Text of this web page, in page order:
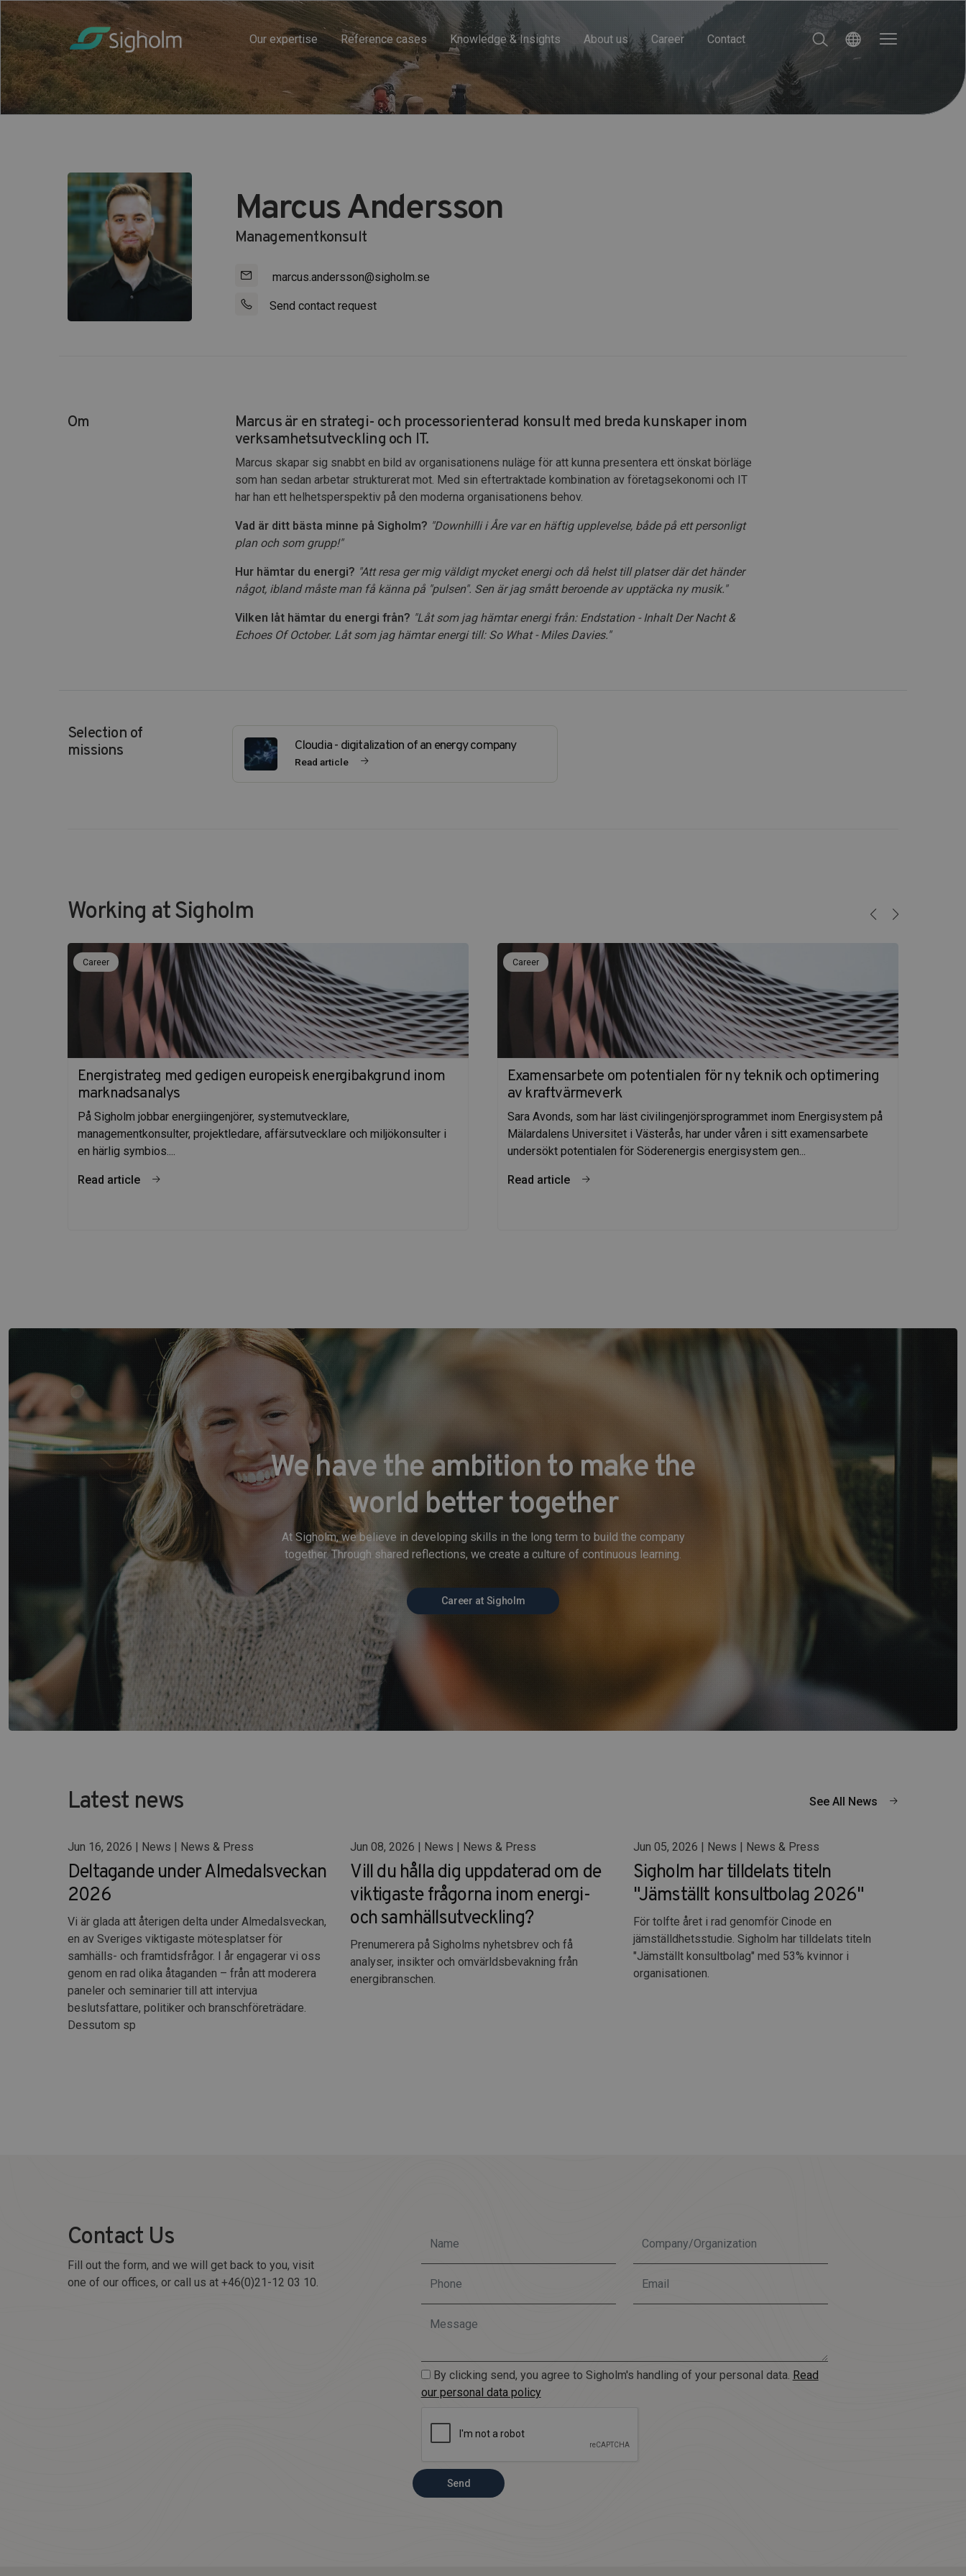
Our expertise Reference cases Knowledge & Insights About us Career Contact
Marcus Andersson
Managementkonsult
marcus.andersson@sigholm.se
Send contact request
Om
Marcus är en strategi- och processorienterad konsult med breda kunskaper inom
verksamhetsutveckling och IT.
Marcus skapar sig snabbt en bild av organisationens nuläge för att kunna presentera ett önskat börläge
som han sedan arbetar strukturerat mot. Med sin eftertraktade kombination av företagsekonomi och IT
har han ett helhetsperspektiv på den moderna organisationens behov.
Vad är ditt bästa minne på Sigholm? "Downhilli i Åre var en häftig upplevelse, både på ett personligt
plan och som grupp!"
Hur hämtar du energi? "Att resa ger mig väldigt mycket energi och då helst till platser där det händer
något, ibland måste man få känna på "pulsen". Sen är jag smått beroende av upptäcka ny musik."
Vilken låt hämtar du energi från? "Låt som jag hämtar energi från: Endstation - Inhalt Der Nacht &
Echoes Of October. Låt som jag hämtar energi till: So What - Miles Davies."
Selection of
missions
Cloudia - digitalization of an energy company
Read article
Working at Sigholm
Career
Energistrateg med gedigen europeisk energibakgrund inom
marknadsanalys
På Sigholm jobbar energiingenjörer, systemutvecklare,
managementkonsulter, projektledare, affärsutvecklare och miljökonsulter i
en härlig symbios....
Read article
Career
Examensarbete om potentialen för ny teknik och optimering
av kraftvärmeverk
Sara Avonds, som har läst civilingenjörsprogrammet inom Energisystem på
Mälardalens Universitet i Västerås, har under våren i sitt examensarbete
undersökt potentialen för Söderenergis energisystem gen...
Read article
We have the ambition to make the
world better together
At Sigholm, we believe in developing skills in the long term to build the company
together. Through shared reflections, we create a culture of continuous learning.
Career at Sigholm
Latest news See All News
Jun 16, 2026 | News | News & Press
Deltagande under Almedalsveckan
2026
Vi är glada att återigen delta under Almedalsveckan,
en av Sveriges viktigaste mötesplatser för
samhälls- och framtidsfrågor. I år engagerar vi oss
genom en rad olika åtaganden – från att moderera
paneler och seminarier till att intervjua
beslutsfattare, politiker och branschföreträdare.
Dessutom sp
Jun 08, 2026 | News | News & Press
Vill du hålla dig uppdaterad om de
viktigaste frågorna inom energi-
och samhällsutveckling?
Prenumerera på Sigholms nyhetsbrev och få
analyser, insikter och omvärldsbevakning från
energibranschen.
Jun 05, 2026 | News | News & Press
Sigholm har tilldelats titeln
"Jämställt konsultbolag 2026"
För tolfte året i rad genomför Cinode en
jämställdhetsstudie. Sigholm har tilldelats titeln
"Jämställt konsultbolag" med 53% kvinnor i
organisationen.
Contact Us
Fill out the form, and we will get back to you, visit
one of our offices, or call us at +46(0)21-12 03 10.
By clicking send, you agree to Sigholm's handling of your personal data. Read
our personal data policy
Send